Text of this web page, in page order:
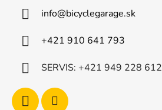
info@bicyclegarage.sk
+421 910 641 793
SERVIS: +421 949 228 612